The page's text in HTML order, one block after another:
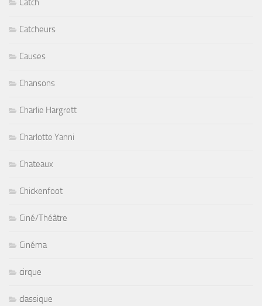
Catch
Catcheurs
Causes
Chansons
Charlie Hargrett
Charlotte Yanni
Chateaux
Chickenfoot
Ciné/Théâtre
Cinéma
cirque
classique